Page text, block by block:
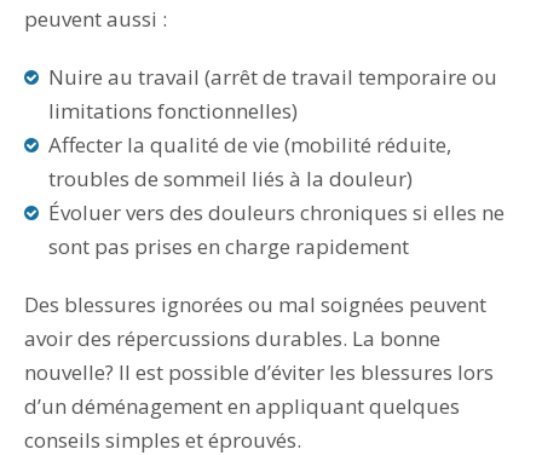
peuvent aussi :
Nuire au travail (arrêt de travail temporaire ou
limitations fonctionnelles)
Affecter la qualité de vie (mobilité réduite,
troubles de sommeil liés à la douleur)
Évoluer vers des douleurs chroniques si elles ne
sont pas prises en charge rapidement
Des blessures ignorées ou mal soignées peuvent
avoir des répercussions durables. La bonne
nouvelle? Il est possible d’éviter les blessures lors
d’un déménagement en appliquant quelques
conseils simples et éprouvés.